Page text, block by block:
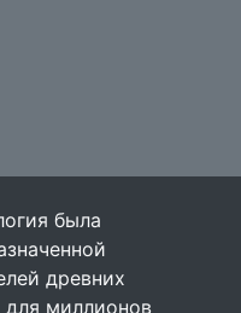
была
древних
миллионов